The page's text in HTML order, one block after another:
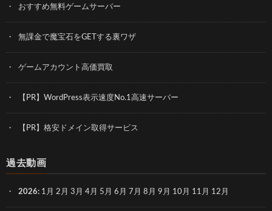
おすすめ無料ゲームサーバー
無課金で魔宝石をGETする裏ワザ
ゲームアカウント高価買取
【PR】WordPress表示速度No.1高速サーバー
【PR】格安ドメイン取得サービス
過去動画
2026: 1月 2月 3月 4月 5月 6月 7月 8月 9月 10月 11月 12月